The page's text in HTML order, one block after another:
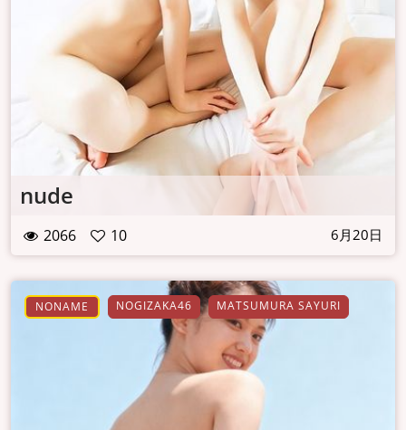
nude
2066 10 6月20日
NONAME NOGIZAKA46 MATSUMURA SAYURI